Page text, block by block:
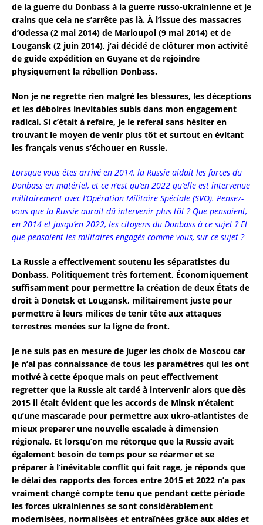
de la guerre du Donbass à la guerre russo-ukrainienne et je
crains que cela ne s’arrête pas là. À l’issue des massacres
d’Odessa (2 mai 2014) de Marioupol (9 mai 2014) et de
Lougansk (2 juin 2014), j’ai décidé de clôturer mon activité
de guide expédition en Guyane et de rejoindre
physiquement la rébellion Donbass.
Non je ne regrette rien malgré les blessures, les déceptions
et les déboires inevitables subis dans mon engagement
radical. Si c’était à refaire, je le referai sans hésiter en
trouvant le moyen de venir plus tôt et surtout en évitant
les français venus s’échouer en Russie.
Lorsque vous êtes arrivé en 2014, la Russie aidait les forces du
Donbass en matériel, et ce n’est qu’en 2022 qu’elle est intervenue
militairement avec l’Opération Militaire Spéciale (SVO). Pensez-
vous que la Russie aurait dû intervenir plus tôt ? Que pensaient,
en 2014 et jusqu’en 2022, les citoyens du Donbass à ce sujet ? Et
que pensaient les militaires engagés comme vous, sur ce sujet ?
La Russie a effectivement soutenu les séparatistes du
Donbass. Politiquement très fortement, Économiquement
suffisamment pour permettre la création de deux États de
droit à Donetsk et Lougansk, militairement juste pour
permettre à leurs milices de tenir tête aux attaques
terrestres menées sur la ligne de front.
Je ne suis pas en mesure de juger les choix de Moscou car
je n’ai pas connaissance de tous les paramètres qui les ont
motivé à cette époque mais on peut effectivement
regretter que la Russie ait tardé à intervenir alors que dès
2015 il était évident que les accords de Minsk n’étaient
qu’une mascarade pour permettre aux ukro-atlantistes de
mieux preparer une nouvelle escalade à dimension
régionale. Et lorsqu’on me rétorque que la Russie avait
également besoin de temps pour se réarmer et se
préparer à l’inévitable conflit qui fait rage, je réponds que
le délai des rapports des forces entre 2015 et 2022 n’a pas
vraiment changé compte tenu que pendant cette période
les forces ukrainiennes se sont considérablement
modernisées, normalisées et entraînées grâce aux aides et